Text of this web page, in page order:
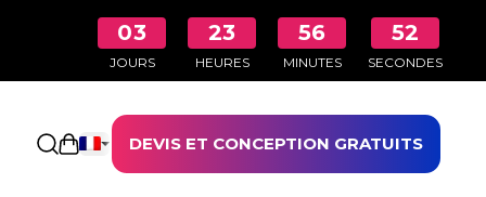
03
JOURS
23
HEURES
56
MINUTES
51
SECONDES
Ouvrir le panierDEVIS ET CONCEPTION GRATUITS